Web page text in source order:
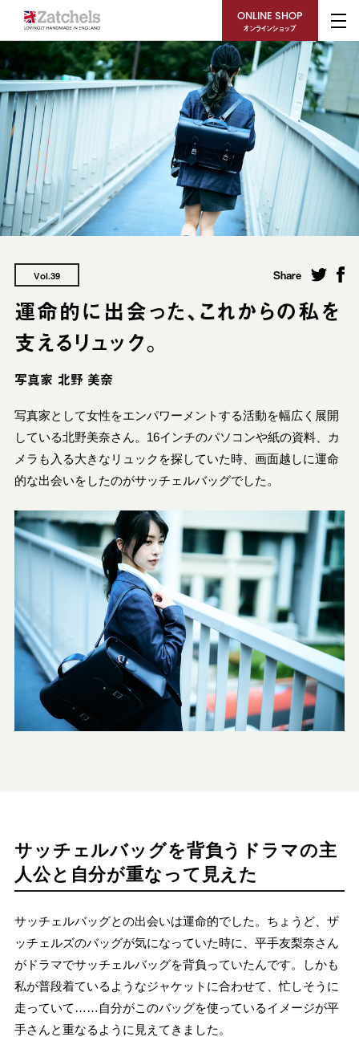
ONLINE SHOP
オンラインショップ
Vol.39 Share
運命的に出会った、これからの私を
支えるリュック。
写真家 北野 美奈
写真家として女性をエンパワーメントする活動を幅広く展開
している北野美奈さん。16インチのパソコンや紙の資料、カ
メラも入る大きなリュックを探していた時、画面越しに運命
的な出会いをしたのがサッチェルバッグでした。
サッチェルバッグを背負うドラマの主
人公と自分が重なって見えた
サッチェルバッグとの出会いは運命的でした。ちょうど、ザ
ッチェルズのバッグが気になっていた時に、平手友梨奈さん
がドラマでサッチェルバッグを背負っていたんです。しかも
私が普段着ているようなジャケットに合わせて、忙しそうに
走っていて……自分がこのバッグを使っているイメージが平
手さんと重なるように見えてきました。